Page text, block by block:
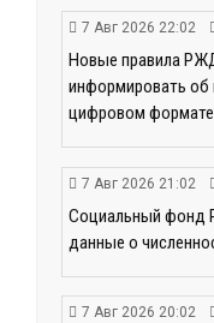
7 Авг 2026 22:02
Новые правила
информировать об
цифровом формате
7 Авг 2026 21:02
Социальный фонд
данные о
7 Авг 2026 20:02